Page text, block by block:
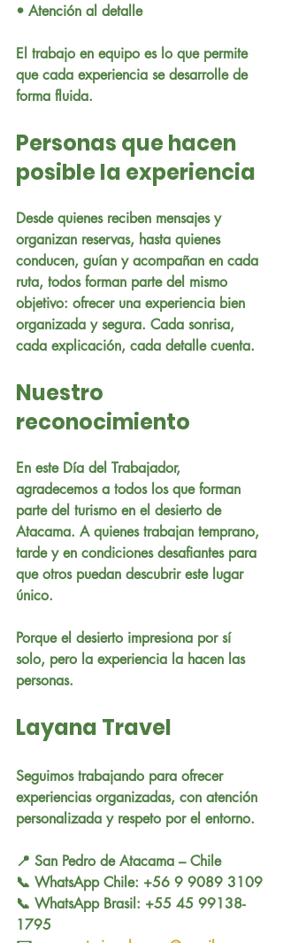
• Atención al detalle
El trabajo en equipo es lo que permite
que cada experiencia se desarrolle de
forma fluida.
Personas que hacen
posible la experiencia
Desde quienes reciben mensajes y
organizan reservas, hasta quienes
conducen, guían y acompañan en cada
ruta, todos forman parte del mismo
objetivo: ofrecer una experiencia bien
organizada y segura. Cada sonrisa,
cada explicación, cada detalle cuenta.
Nuestro
reconocimiento
En este Día del Trabajador,
agradecemos a todos los que forman
parte del turismo en el desierto de
Atacama. A quienes trabajan temprano,
tarde y en condiciones desafiantes para
que otros puedan descubrir este lugar
único.
Porque el desierto impresiona por sí
solo, pero la experiencia la hacen las
personas.
Layana Travel
Seguimos trabajando para ofrecer
experiencias organizadas, con atención
personalizada y respeto por el entorno.
📍 San Pedro de Atacama – Chile
📞 WhatsApp Chile: +56 9 9089 3109
📞 WhatsApp Brasil: +55 45 99138-
1795